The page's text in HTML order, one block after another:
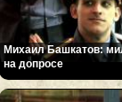
Михаил Башкатов:
на допросе